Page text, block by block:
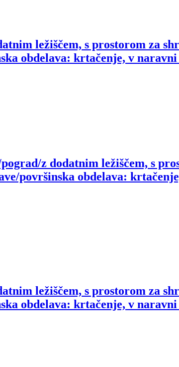
ležiščem, s prostorom za
obdelava: krtačenje, v
z dodatnim ležiščem, s
površinska obdelava:
ležiščem, s prostorom za
obdelava: krtačenje, v